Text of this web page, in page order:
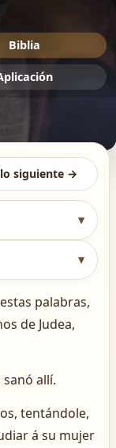
Biblia
siguiente →
▾
▾
palabras,
de Judea,
allí.
tentándole,
á su mujer